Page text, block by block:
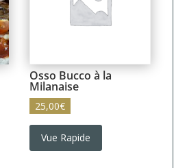
Osso Bucco à la
Milanaise
25,00€
Vue Rapide